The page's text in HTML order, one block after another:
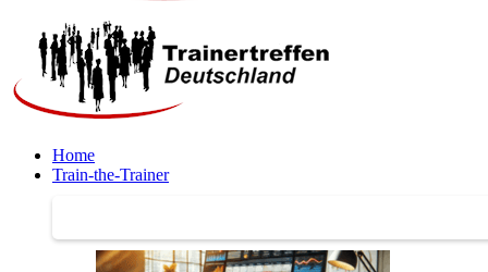
Home
Train-the-Trainer